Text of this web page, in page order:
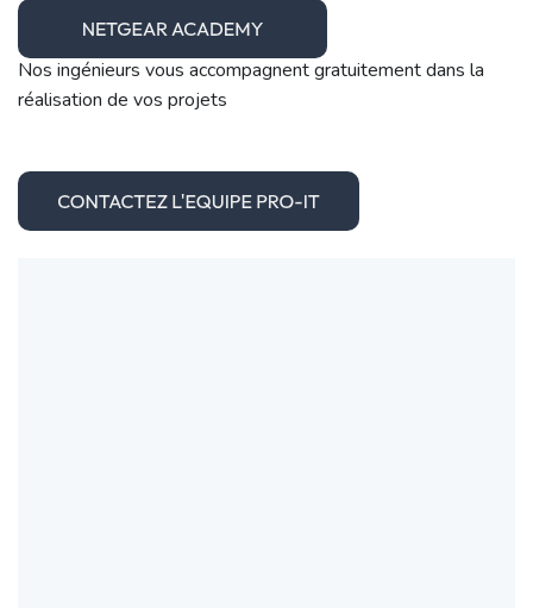
Nos ingénieurs vous accompagnent gratuitement dans la
réalisation de vos projets